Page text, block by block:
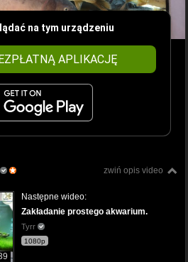
na tym urządzeniu
APLIKACJĘ
zwiń opis video
Następne wideo:
Zakładanie prostego akwarium.
Tyrr
1080p